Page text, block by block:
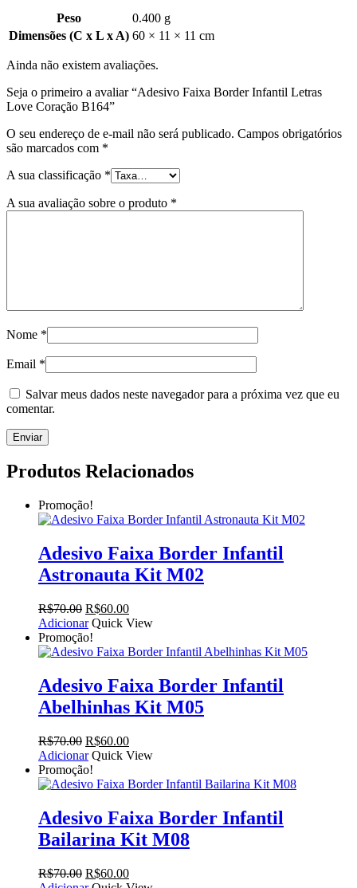
Peso
0.400 g
Dimensões (C x L x A) 60 × 11 × 11 cm
Ainda não existem avaliações.
Seja o primeiro a avaliar “Adesivo Faixa Border Infantil Letras
Love Coração B164”
O seu endereço de e-mail não será publicado. Campos obrigatórios
são marcados com *
A sua classificação *
A sua avaliação sobre o produto *
Nome *
Email *
Salvar meus dados neste navegador para a próxima vez que eu
comentar.
Produtos Relacionados
Promoção!
Adesivo Faixa Border Infantil
Astronauta Kit M02
R$70.00 O
preço
original
era:
R$60.00O
preço
é:
Adicionar Quick View
Promoção!
Adesivo Faixa Border Infantil
Abelhinhas Kit M05
R$70.00 O
preço
original
era:
R$60.00O
preço
é:
Adicionar Quick View
Promoção!
Adesivo Faixa Border Infantil
Bailarina Kit M08
R$70.00 O
R$60.00O